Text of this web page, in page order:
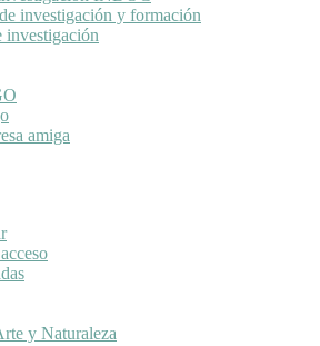
investigación y formación
investigación
amiga
y Naturaleza